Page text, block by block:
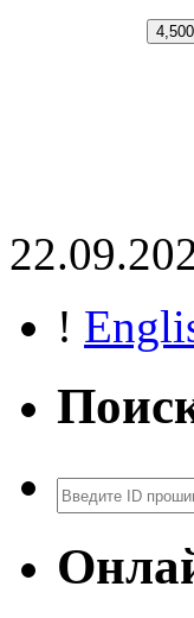
!
Поиск